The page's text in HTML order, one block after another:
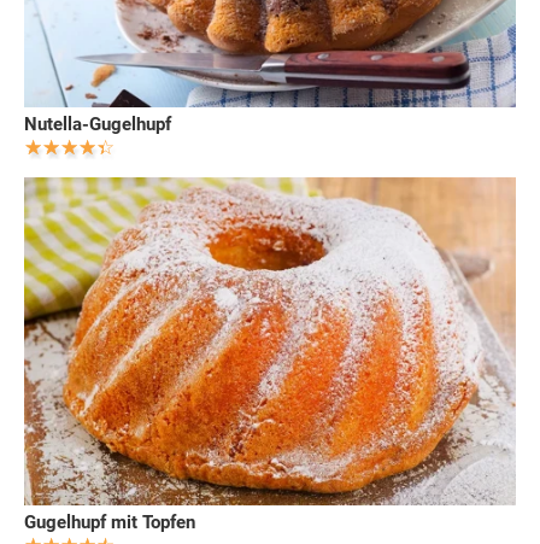
Nutella-Gugelhupf
Gugelhupf mit Topfen